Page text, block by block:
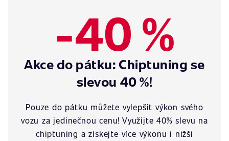
-40 %
Akce do pátku: Chiptuning se
slevou 40 %!
Pouze do pátku můžete vylepšit výkon svého
vozu za jedinečnou cenu! Využijte 40% slevu na
chiptuning a získejte více výkonu i nižší